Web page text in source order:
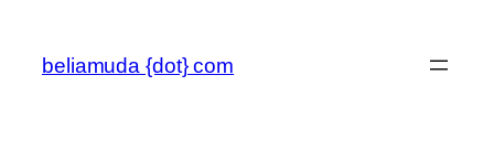
content
beliamuda {dot} com